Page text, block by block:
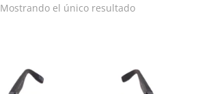
Mostrando el único resultado